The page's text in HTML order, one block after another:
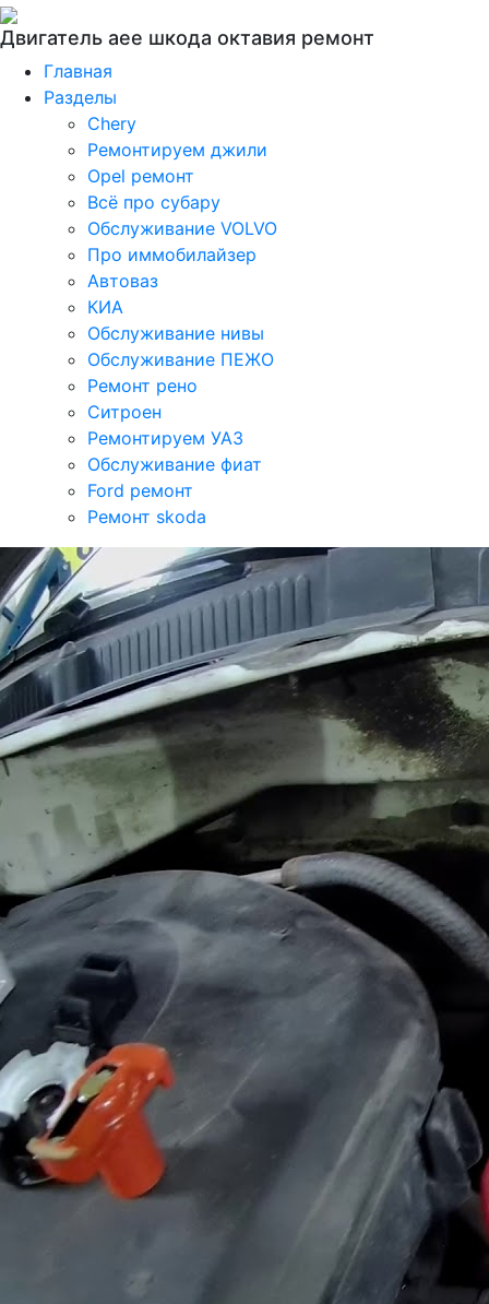
Двигатель аее шкода октавия ремонт
Главная
Разделы
Chery
Ремонтируем джили
Opel ремонт
Всё про субару
Обслуживание VOLVO
Про иммобилайзер
Автоваз
КИА
Обслуживание нивы
Обслуживание ПЕЖО
Ремонт рено
Ситроен
Ремонтируем УАЗ
Обслуживание фиат
Ford ремонт
Ремонт skoda